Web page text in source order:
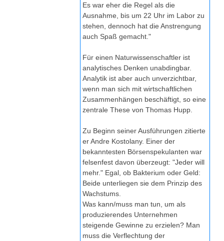
Es war eher die Regel als die
Ausnahme, bis um 22 Uhr im Labor zu
stehen, dennoch hat die Anstrengung
auch Spaß gemacht."
Für einen Naturwissenschaftler ist
analytisches Denken unabdingbar.
Analytik ist aber auch unverzichtbar,
wenn man sich mit wirtschaftlichen
Zusammenhängen beschäftigt, so eine
zentrale These von Thomas Hupp.
Zu Beginn seiner Ausführungen zitierte
er Andre Kostolany. Einer der
bekanntesten Börsenspekulanten war
felsenfest davon überzeugt: "Jeder will
mehr." Egal, ob Bakterium oder Geld:
Beide unterliegen sie dem Prinzip des
Wachstums.
Was kann/muss man tun, um als
produzierendes Unternehmen
steigende Gewinne zu erzielen? Man
muss die Verflechtung der